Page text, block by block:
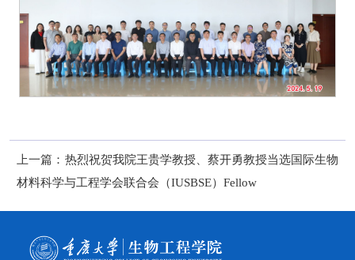
上一篇： 热烈祝贺我院王贵学教授、蔡开勇教授当选国际生物
材料科学与工程学会联合会（IUSBSE）Fellow